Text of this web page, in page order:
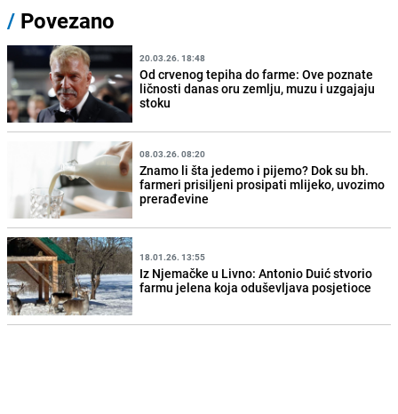
/ Povezano
20.03.26. 18:48
Od crvenog tepiha do farme: Ove poznate
ličnosti danas oru zemlju, muzu i uzgajaju
stoku
08.03.26. 08:20
Znamo li šta jedemo i pijemo? Dok su bh.
farmeri prisiljeni prosipati mlijeko, uvozimo
prerađevine
18.01.26. 13:55
Iz Njemačke u Livno: Antonio Duić stvorio
farmu jelena koja oduševljava posjetioce